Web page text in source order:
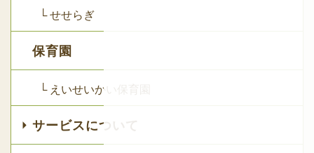
└ せせらぎ
保育園
└ えいせいかい保育園
サービスについて